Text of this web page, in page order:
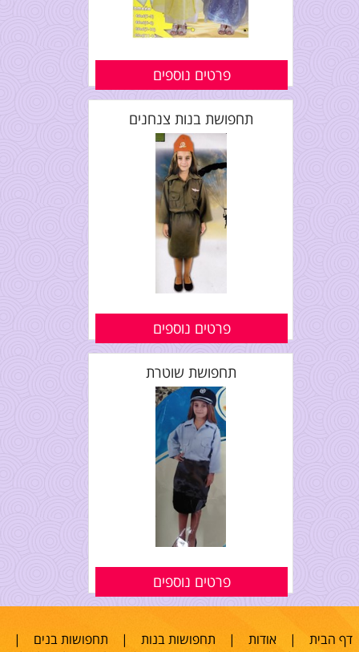
פרטים נוספים
תחפושת בנות צנחנים
פרטים נוספים
תחפושת שוטרת
פרטים נוספים
דף הבית |אודות | תחפושות בנות | תחפושות בנים |